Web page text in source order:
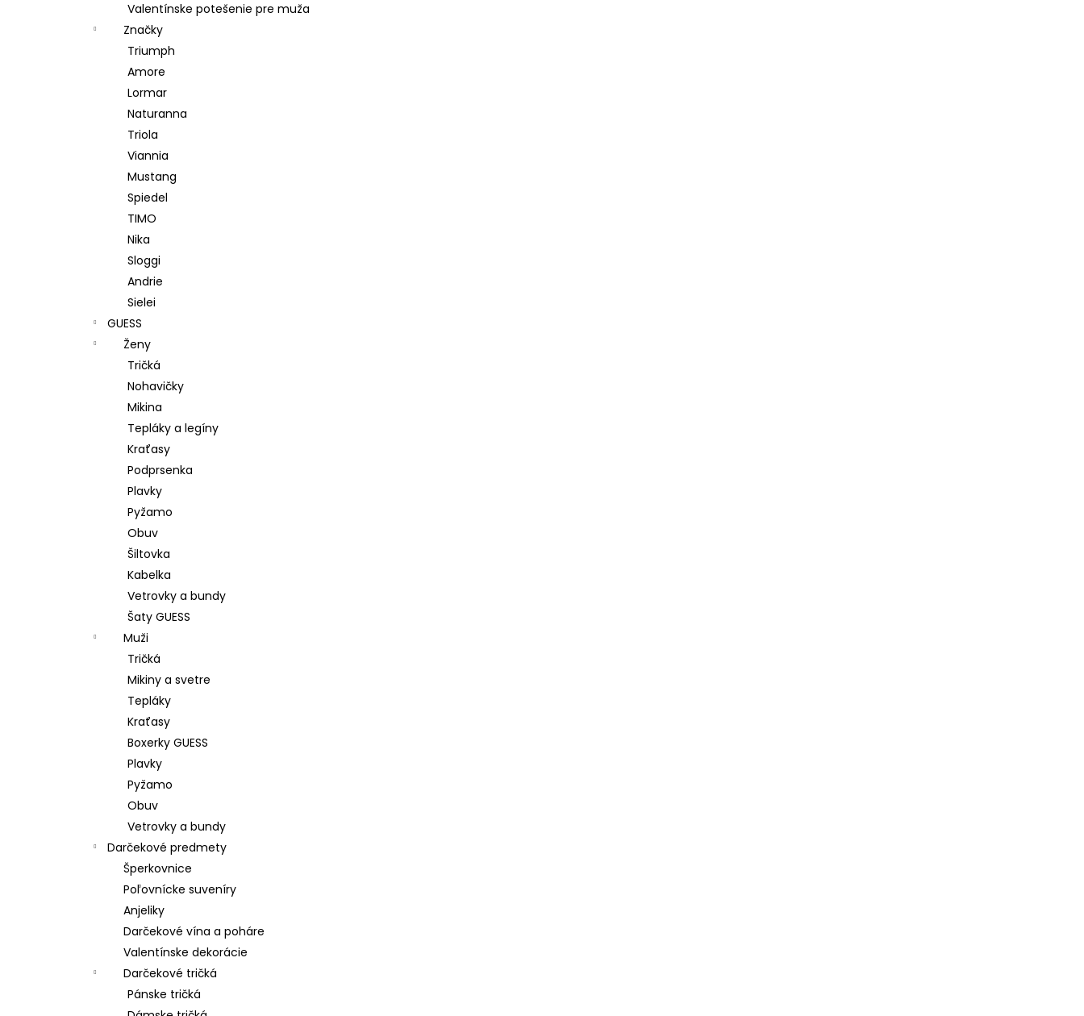
Valentínske potešenie pre muža
Značky
Triumph
Amore
Lormar
Naturanna
Triola
Viannia
Mustang
Spiedel
TIMO
Nika
Sloggi
Andrie
Sielei
GUESS
Ženy
Tričká
Nohavičky
Mikina
Tepláky a legíny
Kraťasy
Podprsenka
Plavky
Pyžamo
Obuv
Šiltovka
Kabelka
Vetrovky a bundy
Šaty GUESS
Muži
Tričká
Mikiny a svetre
Tepláky
Kraťasy
Boxerky GUESS
Plavky
Pyžamo
Obuv
Vetrovky a bundy
Darčekové predmety
Šperkovnice
Poľovnícke suveníry
Anjeliky
Darčekové vína a poháre
Valentínske dekorácie
Darčekové tričká
Pánske tričká